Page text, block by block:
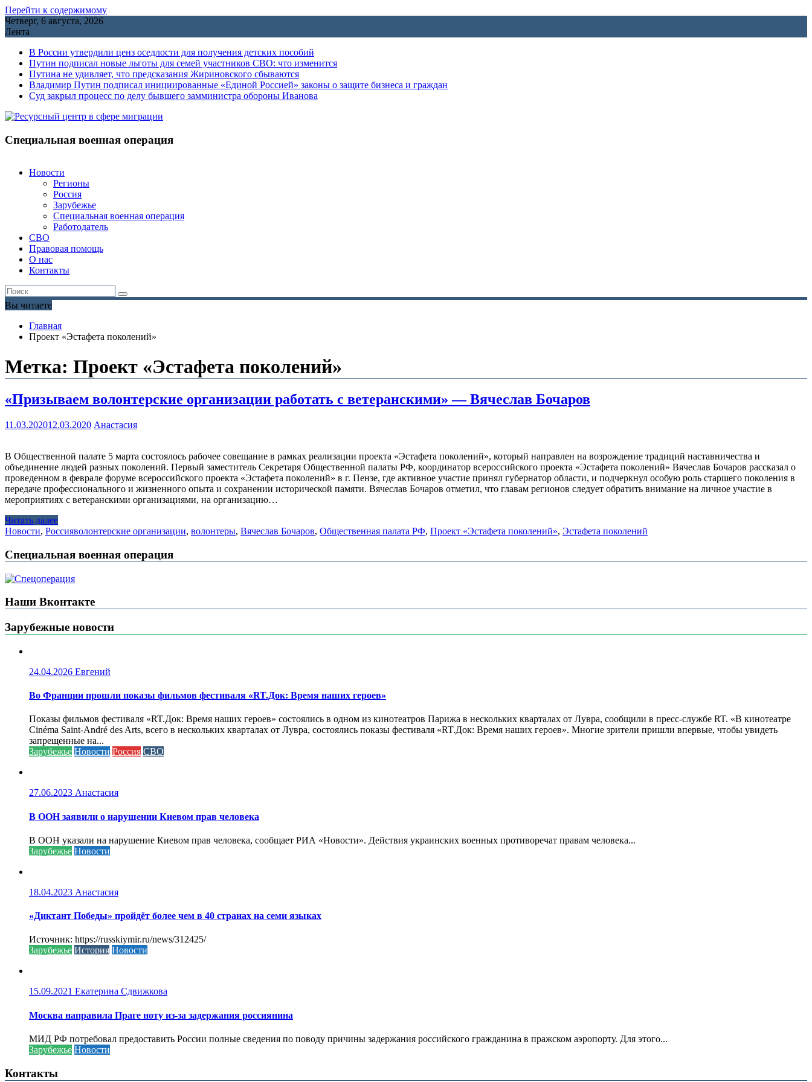
Перейти к содержимому
Четверг, 6 августа, 2026
Лента
В России утвердили ценз оседлости для получения детских пособий
Путин подписал новые льготы для семей участников СВО: что изменится
Путина не удивляет, что предсказания Жириновского сбываются
Владимир Путин подписал инициированные «Единой Россией» законы о защите бизнеса и граждан
Cуд закрыл процесс по делу бывшего замминистра обороны Иванова
Специальная военная операция
Новости
Регионы
Россия
Зарубежье
Специальная военная операция
Работодатель
СВО
Правовая помощь
О нас
Контакты
Вы читаете
Главная
Проект «Эстафета поколений»
Метка: Проект «Эстафета поколений»
«Призываем волонтерские организации работать с ветеранскими» — Вячеслав Бочаров
11.03.202012.03.2020 Анастасия
В Общественной палате 5 марта состоялось рабочее совещание в рамках реализации проекта «Эстафета поколений», который направлен на возрождение традиций наставничества и
объединение людей разных поколений. Первый заместитель Секретаря Общественной палаты РФ, координатор всероссийского проекта «Эстафета поколений» Вячеслав Бочаров рассказал о
проведенном в феврале форуме всероссийского проекта «Эстафета поколений» в г. Пензе, где активное участие принял губернатор области, и подчеркнул особую роль старшего поколения в
передаче профессионального и жизненного опыта и сохранении исторической памяти. Вячеслав Бочаров отметил, что главам регионов следует обратить внимание на личное участие в
мероприятиях с ветеранскими организациями, на организацию…
Читать далее
Новости, Россияволонтерские организации, волонтеры, Вячеслав Бочаров, Общественная палата РФ, Проект «Эстафета поколений», Эстафета поколений
Специальная военная операция
Наши Вконтакте
Зарубежные новости
24.04.2026 Евгений
Во Франции прошли показы фильмов фестиваля «RT.Док: Время наших героев»
Показы фильмов фестиваля «RT.Док: Время наших героев» состоялись в одном из кинотеатров Парижа в нескольких кварталах от Лувра, сообщили в пресс-службе RT. «В кинотеатре
Cinéma Saint-André des Arts, всего в нескольких кварталах от Лувра, состоялись показы фестиваля «RT.Док: Время наших героев». Многие зрители пришли впервые, чтобы увидеть
запрещенные на...
Зарубежье Новости Россия СВО
27.06.2023 Анастасия
В ООН заявили о нарушении Киевом прав человека
В ООН указали на нарушение Киевом прав человека, сообщает РИА «Новости». Действия украинских военных противоречат правам человека...
Зарубежье Новости
18.04.2023 Анастасия
«Диктант Победы» пройдёт более чем в 40 странах на семи языках
Источник: https://russkiymir.ru/news/312425/
Зарубежье История Новости
15.09.2021 Екатерина Сдвижкова
Москва направила Праге ноту из-за задержания россиянина
МИД РФ потребовал предоставить России полные сведения по поводу причины задержания российского гражданина в пражском аэропорту. Для этого...
Зарубежье Новости
Контакты